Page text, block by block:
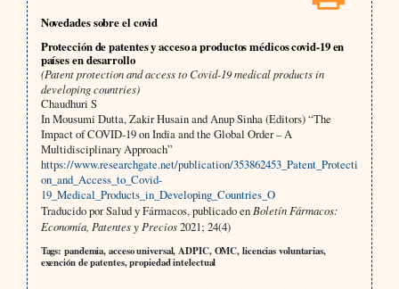
Novedades sobre el covid
Protección de patentes y acceso a productos médicos covid-19 en
países en desarrollo
(Patent protection and access to Covid-19 medical products in
developing countries)
Chaudhuri S
In Mousumi Dutta, Zakir Husain and Anup Sinha (Editors) “The
Impact of COVID-19 on India and the Global Order – A
Multidisciplinary Approach”
https://www.researchgate.net/publication/353862453_Patent_Protecti
on_and_Access_to_Covid-
19_Medical_Products_in_Developing_Countries_O
Traducido por Salud y Fármacos, publicado en Boletín Fármacos:
Economía, Patentes y Precios2021; 24(4)
Tags: pandemia, acceso universal, ADPIC, OMC, licencias voluntarias,
exención de patentes, propiedad intelectual